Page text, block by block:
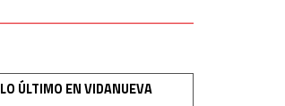
LO ÚLTIMO EN VIDANUEVA